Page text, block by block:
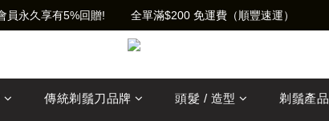
員永久享有5%回贈!        全單滿$200 免運費（順豐速運）
傳統剃鬚刀品牌 頭髮 / 造型 剃鬚產品